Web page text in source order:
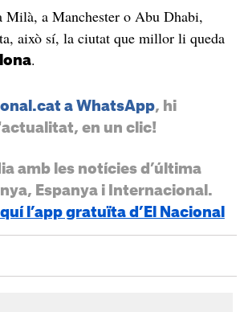
Milà, a Manchester o Abu Dhabi,
això sí, la ciutat que millor li queda
.
a WhatsApp, hi
en un clic!
amb les notícies d’última
Espanya i Internacional.
l’app gratuïta d’El Nacional